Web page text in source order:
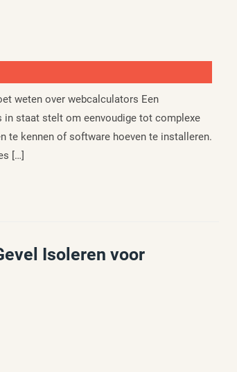
weten over webcalculators Een
in staat stelt om eenvoudige tot complexe
te kennen of software hoeven te installeren.
[…]
Isoleren voor